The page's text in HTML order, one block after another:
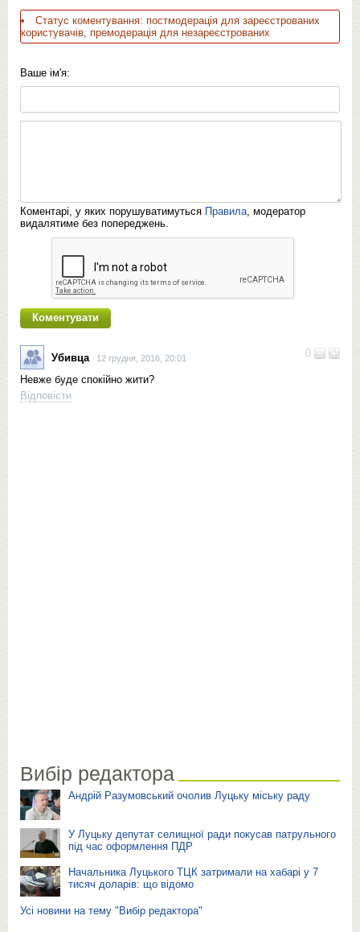
Статус коментування: постмодерація для зареєстрованих
користувачів, премодерація для незареєстрованих
Ваше ім'я:
Коментарі, у яких порушуватимуться Правила, модератор
видалятиме без попереджень.
0
Убивца 12 грудня, 2016, 20:01
Невже буде спокійно жити?
Відповісти
Вибір редактора
Андрій Разумовський очолив Луцьку міську раду
У Луцьку депутат селищної ради покусав патрульного
під час оформлення ПДР
Начальника Луцького ТЦК затримали на хабарі у 7
тисяч доларів: що відомо
Усі новини на тему "Вибір редактора"